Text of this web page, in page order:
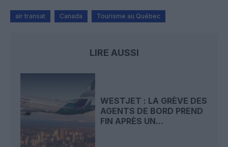
air transat Canada Tourisme au Québec
LIRE AUSSI
WESTJET : LA GRÈVE DES
AGENTS DE BORD PREND
FIN APRÈS UN...